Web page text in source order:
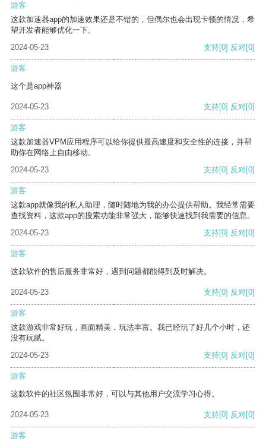
游客
这款加速器app的加速效果还是不错的，但偶尔也会出现卡顿的情况，希
望开发者能够优化一下。
2024-05-23
支持[0] 反对[0]
游客
这个是app神器
2024-05-23 支持[0] 反对[0]
游客
这款加速器VPM应用程序可以给你提供最高速度和安全性的连接，并帮
助你在网络上自由移动。
2024-05-23
支持[0] 反对[0]
游客
这款app就像我的私人助理，随时随地为我的办公提供帮助。我经常需要
查找资料，这款app的搜索功能非常强大，能够快速找到我需要的信息。
2024-05-23
支持[0] 反对[0]
游客
这款软件的售后服务非常好，遇到问题都能得到及时解决。
2024-05-23 支持[0] 反对[0]
游客
这款游戏非常好玩，画面精美，玩法丰富。我已经玩了好几个小时，还
没有玩腻。
2024-05-23
支持[0] 反对[0]
游客
这款软件的社区氛围非常好，可以与其他用户交流学习心得。
2024-05-23 支持[0] 反对[0]
游客